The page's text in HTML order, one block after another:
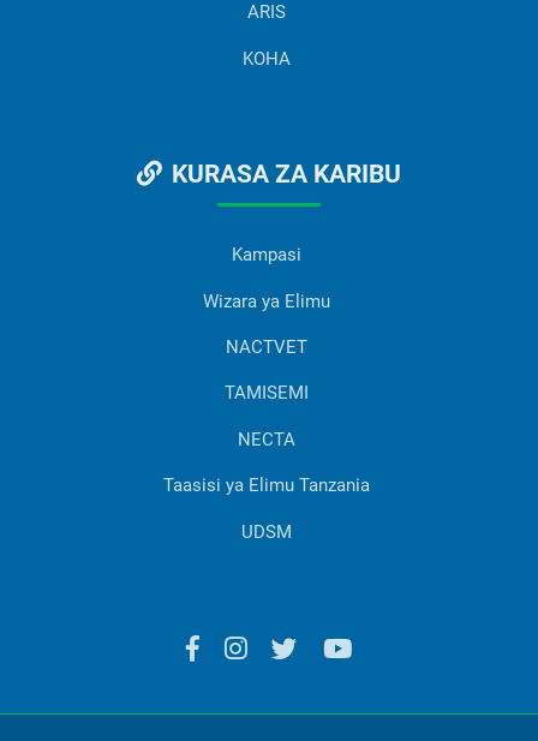
ARIS
KOHA
KURASA ZA KARIBU
Kampasi
Wizara ya Elimu
NACTVET
TAMISEMI
NECTA
Taasisi ya Elimu Tanzania
UDSM